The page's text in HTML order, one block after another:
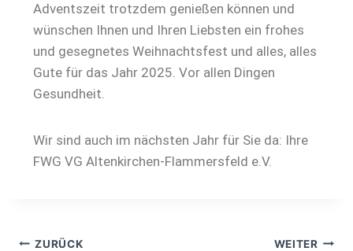
Adventszeit trotzdem genießen können und
wünschen Ihnen und Ihren Liebsten ein frohes
und gesegnetes Weihnachtsfest und alles, alles
Gute für das Jahr 2025. Vor allen Dingen
Gesundheit.
Wir sind auch im nächsten Jahr für Sie da: Ihre
FWG VG Altenkirchen-Flammersfeld e.V.
ZURÜCK WEITER